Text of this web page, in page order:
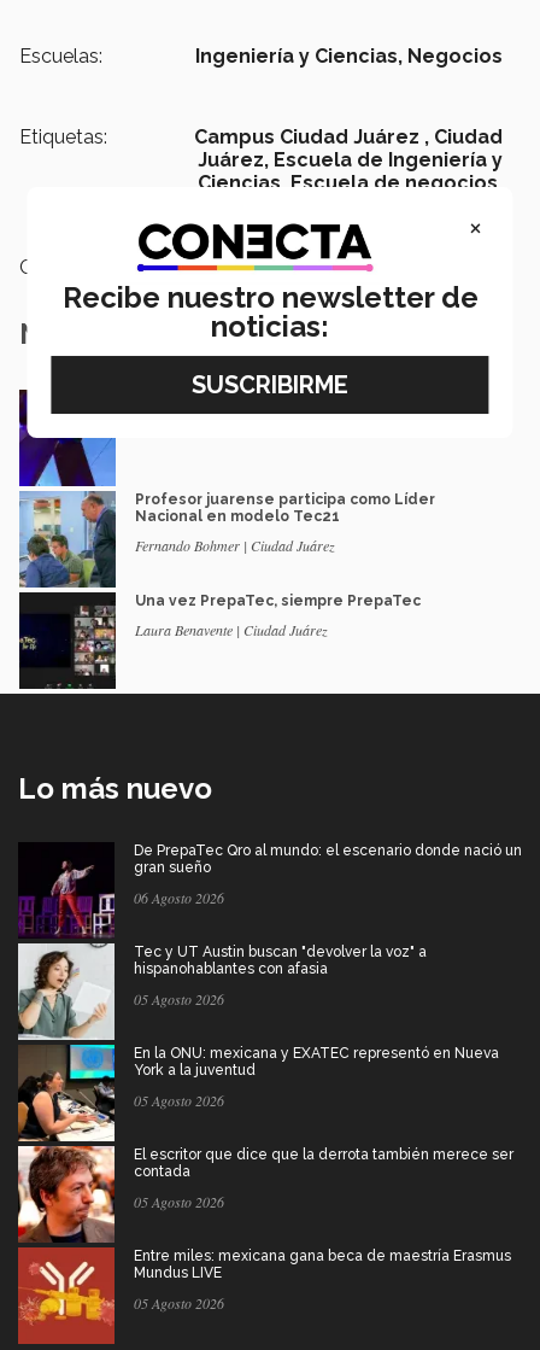
Escuelas: Ingeniería y Ciencias, Negocios
Etiquetas: Campus Ciudad Juárez , Ciudad
Juárez, Escuela de Ingeniería y
Ciencias, Escuela de negocios,
Categoría:
Notas Relacionadas
Hacen campaña en línea por el autismo
Profesor juarense participa como Líder
Nacional en modelo Tec21
Fernando Bohmer | Ciudad Juárez
Una vez PrepaTec, siempre PrepaTec
Laura Benavente | Ciudad Juárez
Lo más nuevo
De PrepaTec Qro al mundo: el escenario donde nació un
gran sueño
06 Agosto 2026
Tec y UT Austin buscan "devolver la voz" a
hispanohablantes con afasia
05 Agosto 2026
En la ONU: mexicana y EXATEC representó en Nueva
York a la juventud
05 Agosto 2026
El escritor que dice que la derrota también merece ser
contada
05 Agosto 2026
Entre miles: mexicana gana beca de maestría Erasmus
Mundus LIVE
05 Agosto 2026
×
Recibe nuestro newsletter de
noticias: